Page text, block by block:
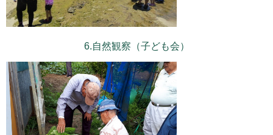
6.自然観察（子ども会）